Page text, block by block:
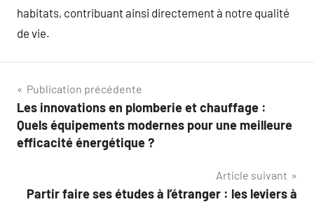
habitats, contribuant ainsi directement à notre qualité
de vie.
Navigation
de
l’article
Publication précédente
Les innovations en plomberie et chauffage :
Quels équipements modernes pour une meilleure
efficacité énergétique ?
Article suivant
Partir faire ses études à l’étranger : les leviers à